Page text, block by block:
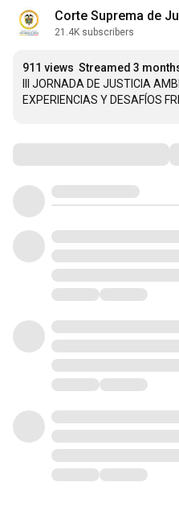
Corte Suprema de
21.4K subscribers
911 views Streamed 3
III JORNADA DE JUSTICIA
EXPERIENCIAS Y DESAFÍOS